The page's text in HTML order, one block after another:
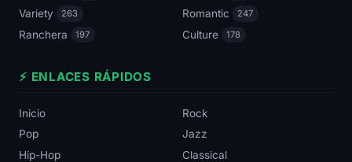
Variety 263 Romantic 247
Ranchera 197 Culture 178
⚡ ENLACES RÁPIDOS
Inicio
Rock
Pop
Jazz
Hip-Hop
Classical